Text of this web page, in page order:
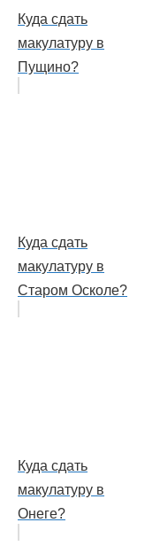
Куда сдать
макулатуру в
Пущино?
Куда сдать
макулатуру в
Старом Осколе?
Куда сдать
макулатуру в
Онеге?